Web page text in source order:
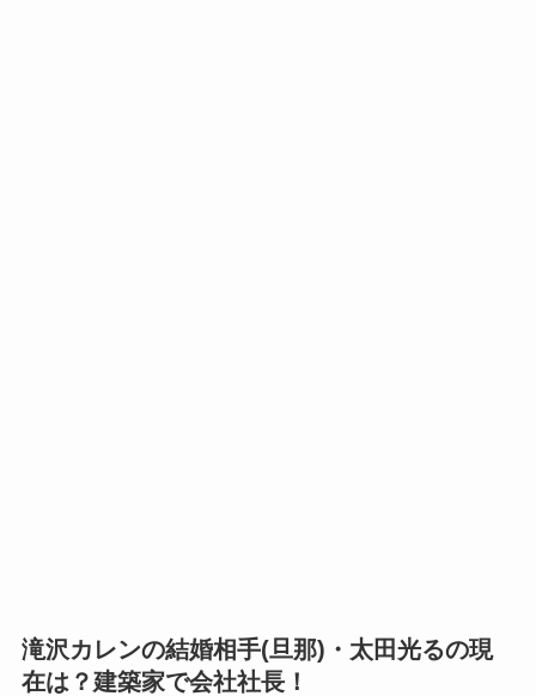
滝沢カレンの結婚相手(旦那)・太田光るの現
在は？建築家で会社社長！